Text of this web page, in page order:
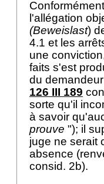
l'allégation
(Beweislast)
4.1 et les
une
faits s'est
du
126 III 189
sorte qu'il
à savoir
prouve "); il
juge ne serait
absence
consid. 2b).